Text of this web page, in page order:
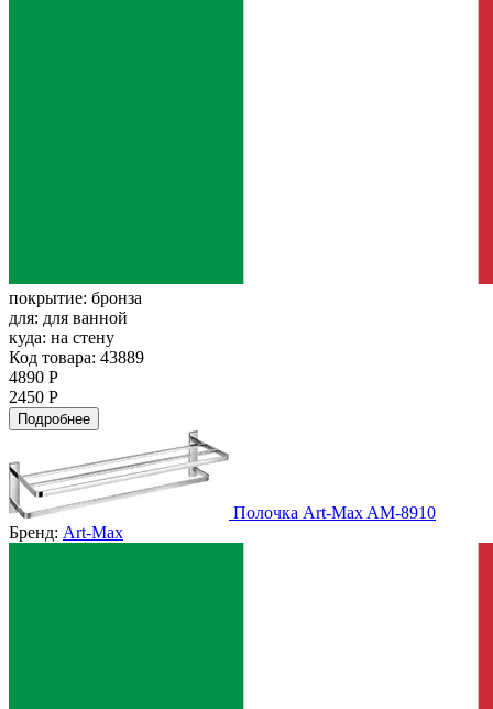
покрытие: бронза
для: для ванной
куда: на стену
Код товара: 43889
4890 Р
2450 Р
Подробнее
Полочка Art-Max AM-8910
Бренд: Art-Max